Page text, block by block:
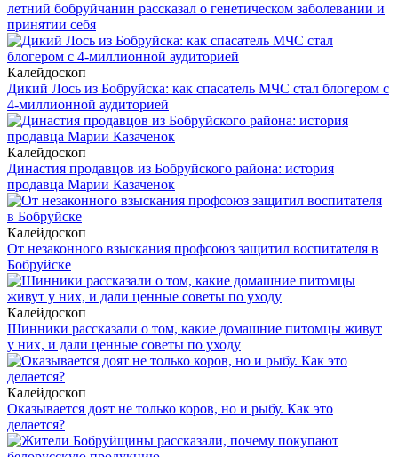
летний бобруйчанин рассказал о генетическом заболевании и
принятии себя
Калейдоскоп
Дикий Лось из Бобруйска: как спасатель МЧС стал блогером с
4-миллионной аудиторией
Калейдоскоп
Династия продавцов из Бобруйского района: история
продавца Марии Казаченок
Калейдоскоп
От незаконного взыскания профсоюз защитил воспитателя в
Бобруйске
Калейдоскоп
Шинники рассказали о том, какие домашние питомцы живут
у них, и дали ценные советы по уходу
Калейдоскоп
Оказывается доят не только коров, но и рыбу. Как это
делается?